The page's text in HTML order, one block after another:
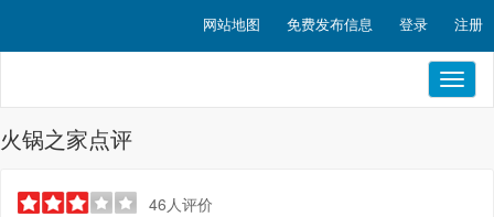
网站地图 免费发布信息 登录 注册
火锅之家点评
46人评价